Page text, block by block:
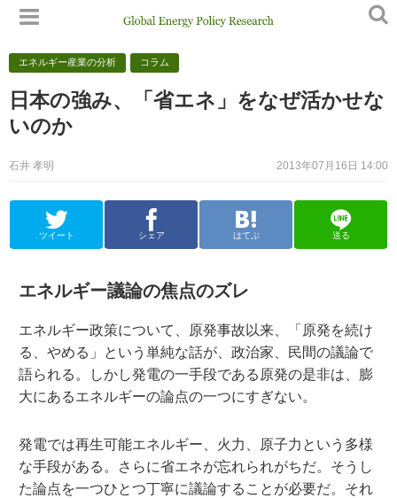
エネルギー産業の分析 コラム
日本の強み、「省エネ」をなぜ活かせな
いのか
2013年07月16日 14:00
石井 孝明
ツイート シェア はてぶ 送る
エネルギー議論の焦点のズレ
エネルギー政策について、原発事故以来、「原発を続け
る、やめる」という単純な話が、政治家、民間の議論で
語られる。しかし発電の一手段である原発の是非は、膨
大にあるエネルギーの論点の一つにすぎない。
発電では再生可能エネルギー、火力、原子力という多様
な手段がある。さらに省エネが忘れられがちだ。そうし
た論点を一つひとつ丁寧に議論することが必要だ。それ